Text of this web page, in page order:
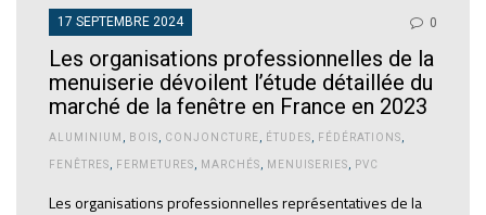
17 SEPTEMBRE 2024 0
Les organisations professionnelles de la
menuiserie dévoilent l’étude détaillée du
marché de la fenêtre en France en 2023
ALUMINIUM BOIS CONJONCTURE ÉTUDES FÉDÉRATIONS
FENÊTRES FERMETURES MARCHÉS MENUISERIES PVC
Les organisations professionnelles représentatives de la